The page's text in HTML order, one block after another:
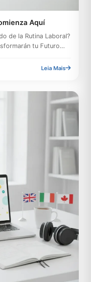
Aquí
de la Rutina Laboral?
tu Futuro
Leia Mais